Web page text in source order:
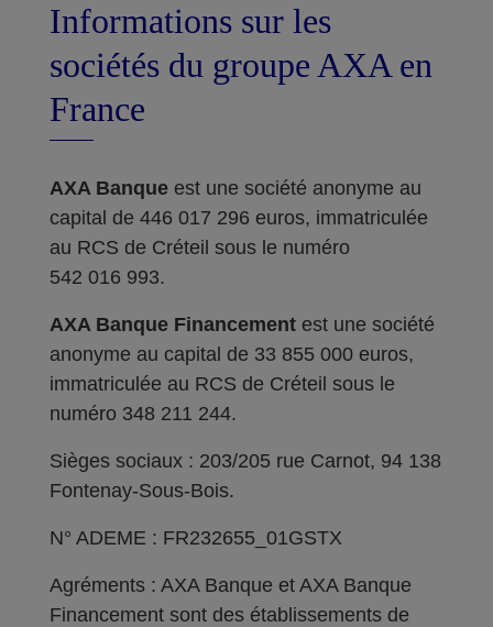
Informations sur les
sociétés du groupe AXA en
France
AXA Banque est une société anonyme au
capital de 446 017 296 euros, immatriculée
au RCS de Créteil sous le numéro
542 016 993.
AXA Banque Financement est une société
anonyme au capital de 33 855 000 euros,
immatriculée au RCS de Créteil sous le
numéro 348 211 244.
Sièges sociaux : 203/205 rue Carnot, 94 138
Fontenay-Sous-Bois.
N° ADEME : FR232655_01GSTX
Agréments : AXA Banque et AXA Banque
Financement sont des établissements de